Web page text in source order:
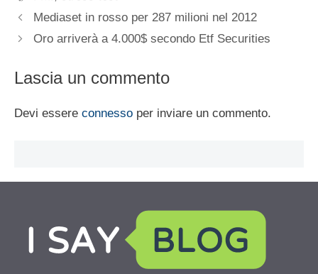
Mediaset in rosso per 287 milioni nel 2012
Oro arriverà a 4.000$ secondo Etf Securities
Lascia un commento
Devi essere connesso per inviare un commento.